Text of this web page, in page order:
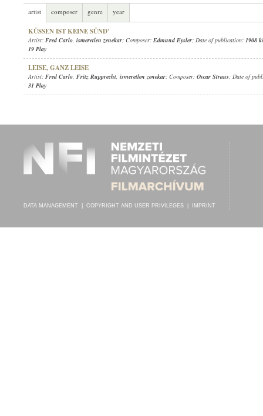
artist composer genre year
KÜSSEN IST KEINE SÜND'
Artist: Fred Carlo, ismeretlen zenekar; Composer: Edmund Eysler; Date of publication: 1908
19 Play
LEISE, GANZ LEISE
Artist: Fred Carlo, Fritz Rupprecht, ismeretlen zenekar; Composer: Oscar Straus; Date of
31 Play
DATA MANAGEMENT COPYRIGHT AND USER PRIVILEGES IMPRINT